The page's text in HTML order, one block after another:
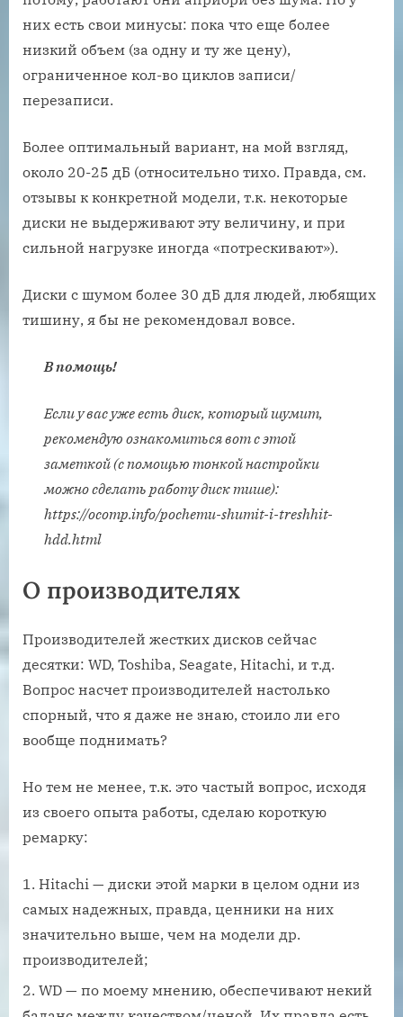
них есть свои минусы: пока что еще более
низкий объем (за одну и ту же цену),
ограниченное кол-во циклов записи/
перезаписи.
Более оптимальный вариант, на мой взгляд,
около 20-25 дБ (относительно тихо. Правда, см.
отзывы к конкретной модели, т.к. некоторые
диски не выдерживают эту величину, и при
сильной нагрузке иногда «потрескивают»).
Диски с шумом более 30 дБ для людей, любящих
тишину, я бы не рекомендовал вовсе.
В помощь!
Если у вас уже есть диск, который шумит,
рекомендую ознакомиться вот с этой
заметкой (с помощью тонкой настройки
можно сделать работу диск тише):
https://ocomp.info/pochemu-shumit-i-treshhit-
hdd.html
О производителях
Производителей жестких дисков сейчас
десятки: WD, Toshiba, Seagate, Hitachi, и т.д.
Вопрос насчет производителей настолько
спорный, что я даже не знаю, стоило ли его
вообще поднимать?
Но тем не менее, т.к. это частый вопрос, исходя
из своего опыта работы, сделаю короткую
ремарку:
Hitachi — диски этой марки в целом одни из
самых надежных, правда, ценники на них
значительно выше, чем на модели др.
производителей;
WD — по моему мнению, обеспечивают некий